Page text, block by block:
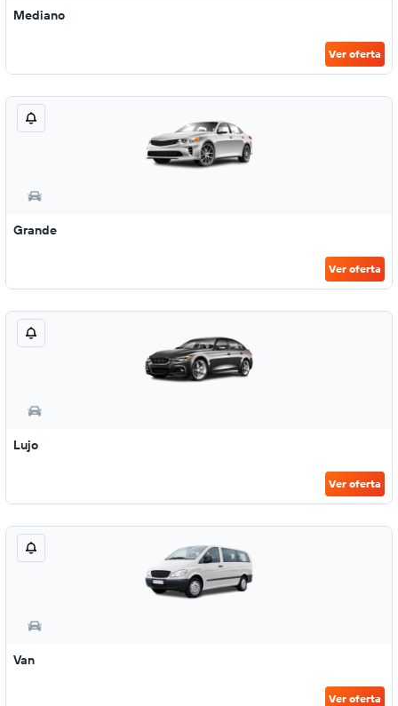
Mediano
Ver oferta
Grande
Ver oferta
Lujo
Ver oferta
Van
Ver oferta